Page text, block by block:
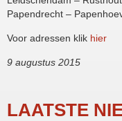
Papendrecht –
Voor adressen klik hier
9 augustus 2015
LAATSTE